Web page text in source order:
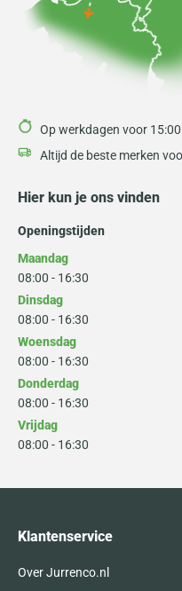
Op werkdagen voor
Altijd de beste merken
Hier kun je ons vinden
Openingstijden
Maandag
08:00 - 16:30
Dinsdag
08:00 - 16:30
Woensdag
08:00 - 16:30
Donderdag
08:00 - 16:30
Vrijdag
08:00 - 16:30
Klantenservice
Over Jurrenco.nl